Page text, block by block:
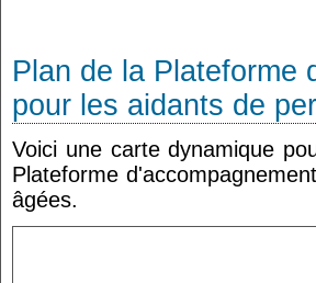
Plan de la Plateforme
pour les aidants de
Voici une carte dynamique
Plateforme
âgées.